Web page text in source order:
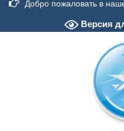
Добро пожаловать в
Версия